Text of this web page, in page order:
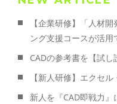
【企業研修】「人材
ング支援コースが活用
CADの参考書を【試
【新人研修】エクセ
新人を『CAD即戦力